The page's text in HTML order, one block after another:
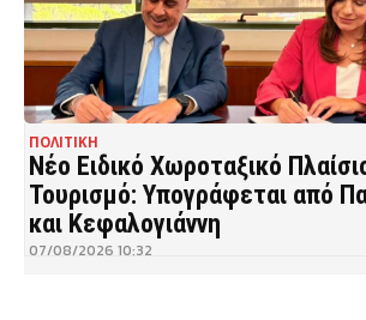
ΠΟΛΙΤΙΚΗ
Νέο Ειδικό Χωροταξικό
Τουρισμό: Υπογράφεται από
και Κεφαλογιάννη
07/08/2026 10:32